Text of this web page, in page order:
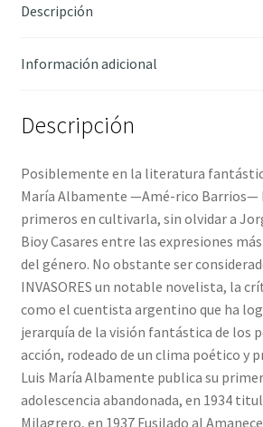
Descripción
Información adicional
Descripción
Posiblemente en la literatura
María Albamente —Amé-rico Barrios—
primeros en cultivarla, sin olvidar a
Bioy Casares entre las expresiones
del género. No obstante ser
INVASORES un notable novelista, la
como el cuentista argentino que ha
jerarquía de la visión fantástica de los
acción, rodeado de un clima poético y
Luis María Albamente publica su
adolescencia abandonada, en 1934
Milagrero, en 1937 Fusilado al